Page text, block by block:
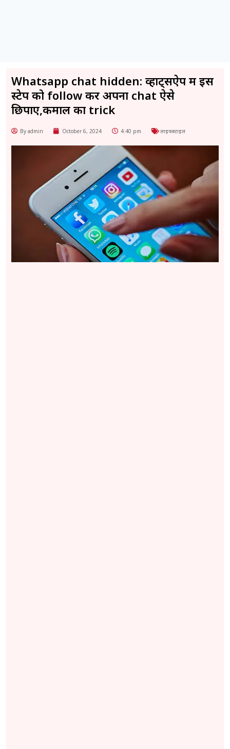
Whatsapp chat hidden: व्हाट्सऐप में इस
स्टेप को follow कर अपना chat ऐसे
छिपाए,कमाल का trick
By admin October 6, 2024 4:40 pm लाइफस्टाइल